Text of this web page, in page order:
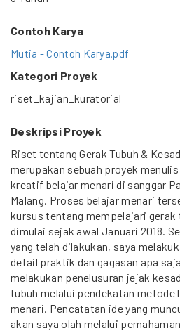
Contoh Karya
Mutia - Contoh Karya.pdf
Kategori Proyek
riset_kajian_kuratorial
Deskripsi Proyek
Riset tentang Gerak Tubuh &
merupakan sebuah proyek
kreatif belajar menari di sanggar
Malang. Proses belajar menari
kursus tentang mempelajari gerak
dimulai sejak awal Januari 2018.
yang telah dilakukan, saya
detail praktik dan gagasan apa
melakukan penelusuran jejak
tubuh melalui pendekatan metode
menari. Pencatatan ide yang
akan saya olah melalui